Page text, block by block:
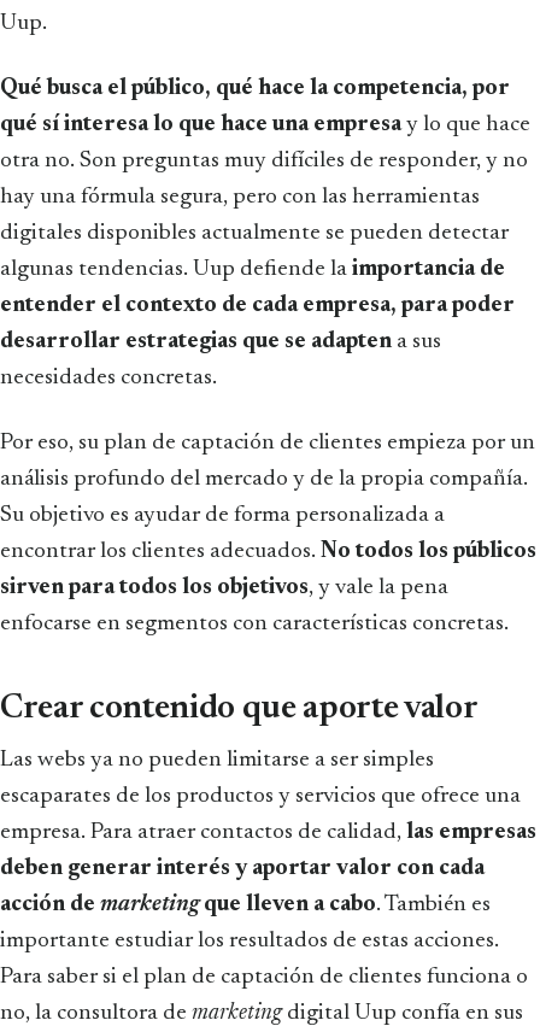
Uup.
Qué busca el público, qué hace la competencia, por
qué sí interesa lo que hace una empresay lo que hace
otra no. Son preguntas muy difíciles de responder, y no
hay una fórmula segura, pero con las herramientas
digitales disponibles actualmente se pueden detectar
algunas tendencias. Uup defiende la importancia de
entender el contexto de cada empresa, para poder
desarrollar estrategias que se adapten a sus
necesidades concretas.
Por eso, su plan de captación de clientes empieza por un
análisis profundo del mercado y de la propia compañía.
Su objetivo es ayudar de forma personalizada a
encontrar los clientes adecuados. No todos los públicos
sirven para todos los objetivos, y vale la pena
enfocarse en segmentos con características concretas.
Crear contenido que aporte valor
Las webs ya no pueden limitarse a ser simples
escaparates de los productos y servicios que ofrece una
empresa. Para atraer contactos de calidad, las empresas
deben generar interés y aportar valor con cada
acción de marketingque lleven a cabo. También es
importante estudiar los resultados de estas acciones.
Para saber si el plan de captación de clientes funciona o
no, la consultora de marketingdigital Uup confía en sus